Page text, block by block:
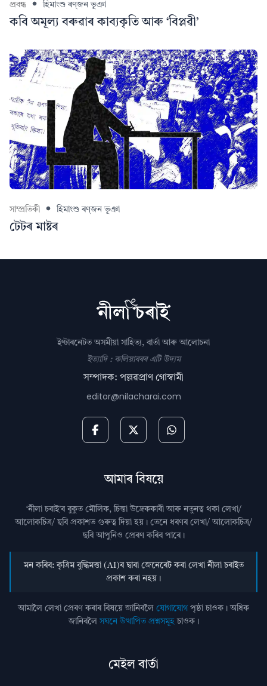
প্ৰবন্ধ হিমাংশু ৰণ্‌জন ভূঞা
কবি অমূল্য বৰুৱাৰ কাব্যকৃতি আৰু ‘বিপ্লৱী’
সাম্প্ৰতিকী হিমাংশু ৰণ্‌জন ভূঞা
টেটৰ মাষ্টৰ
ইণ্টাৰনেটত অসমীয়া সাহিত্য, বাৰ্তা আৰু আলোচনা
ইত্যাদি : কলিয়াবৰৰ এটি উদ্যম
সম্পাদক: পল্লৱপ্ৰাণ গোস্বামী
editor@nilacharai.com
আমাৰ বিষয়ে
‘নীলা চৰাই’ৰ বুকুত মৌলিক, চিন্তা উদ্রেককাৰী আৰু নতুনত্ব থকা লেখা/
আলোকচিত্ৰ/ ছবি প্রকাশত গুৰুত্ব দিয়া হয়। তেনে ধৰণৰ লেখা/ আলোকচিত্ৰ/
ছবি আপুনিও প্রেৰণ কৰিব পাৰে।
মন কৰিব: কৃত্ৰিম বুদ্ধিমত্তা (AI)ৰ দ্বাৰা জেনেৰেট কৰা লেখা নীলা চৰাইত
প্ৰকাশ কৰা নহয়।
আমালৈ লেখা প্ৰেৰণ কৰাৰ বিষয়ে জানিবলৈ যোগাযোগ পৃষ্ঠা চাওক। অধিক
জানিবলৈসঘনে উত্থাপিত প্ৰশ্নসমূহচাওক।
মেইল বাৰ্তা